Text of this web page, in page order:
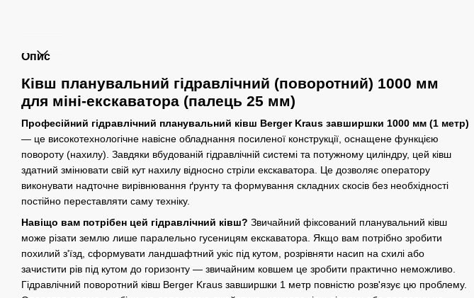
Опис
Ківш планувальний гідравлічний (поворотний) 1000 мм
для міні-екскаватора (палець 25 мм)
Професійний гідравлічний планувальний ківш Berger Kraus завширшки 1000 мм (1 метр)
— це високотехнологічне навісне обладнання посиленої конструкції, оснащене функцією
повороту (нахилу). Завдяки вбудованій гідравлічній системі та потужному циліндру, цей ківш
здатний змінювати свій кут нахилу відносно стріли екскаватора. Це дозволяє оператору
виконувати надточне вирівнювання ґрунту та формування складних скосів без необхідності
постійно переставляти саму техніку.
Навіщо вам потрібен цей гідравлічний ківш? Звичайний фіксований планувальний ківш
може різати землю лише паралельно гусеницям екскаватора. Якщо вам потрібно зробити
похилий з'їзд, сформувати ландшафтний укіс під кутом, розрівняти насип на схилі або
зачистити рів під кутом до горизонту — звичайним ковшем це зробити практично неможливо.
Гідравлічний поворотний ківш Berger Kraus завширшки 1 метр повністю розв'язує цю проблему.